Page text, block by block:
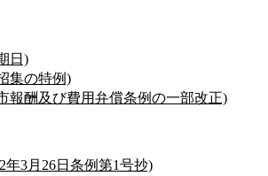
日)
集の特例)
報酬及び費用弁償条例の一部改正)
年3月26日条例第1号抄)